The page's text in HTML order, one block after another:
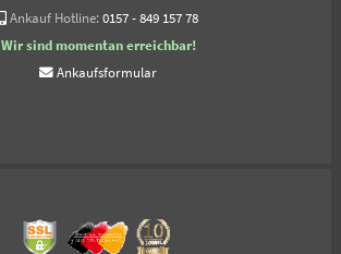
Ankauf Hotline: 0157 - 849 157 78
Wir sind momentan erreichbar!
Ankaufsformular